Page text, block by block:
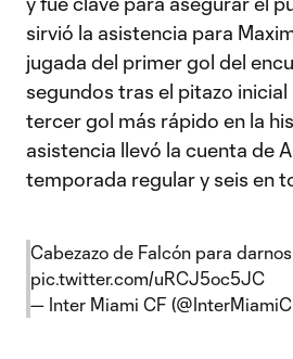
sirvió la asistencia para
jugada del primer gol del
segundos tras el pitazo inicial
tercer gol más rápido en la
asistencia llevó la cuenta de
temporada regular y seis en
Cabezazo de Falcón para
pic.twitter.com/uRCJ5oc5JC
— Inter Miami CF